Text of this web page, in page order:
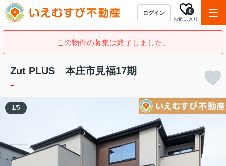
ログイン
お気に入り
0
この物件の募集は終了しました。
Zut PLUS 本庄市見福17期
-
1/5